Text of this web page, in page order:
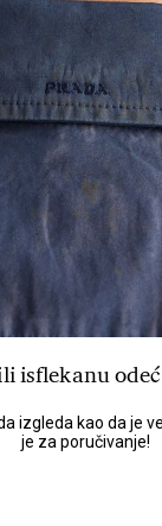
isflekanu
izgleda kao da je
je za poručivanje!